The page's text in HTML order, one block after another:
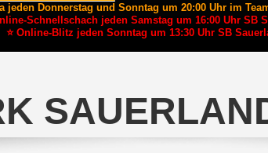
jeden Donnerstag und Sonntag um 20:00 Uhr im
Schnellschach jeden Samstag um 16:00 Uhr SB
⭐ Online-Blitz jeden Sonntag um 13:30 Uhr SB